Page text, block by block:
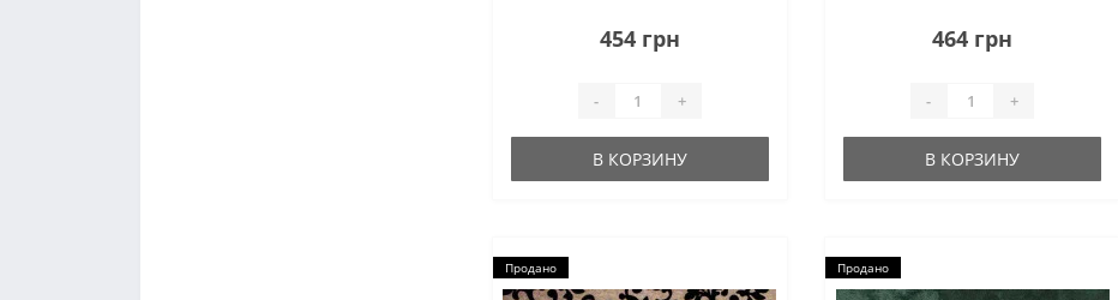
тонов. Легкий блеск ткани
придаст мебели неповторимость
454 грн
- +
В КОРЗИНУ
464 грн
- +
В КОРЗИНУ
Продано Продано